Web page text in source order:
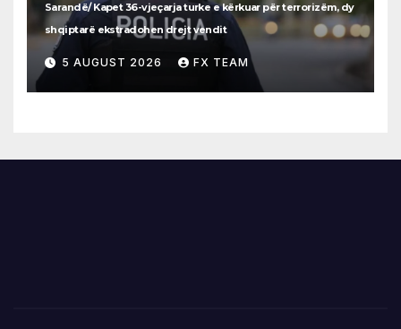
Sarandë/ Kapet 36-vjeçarja turke e kërkuar për terrorizëm, dy
shqiptarë ekstradohen drejt vendit
5 AUGUST 2026 FX TEAM